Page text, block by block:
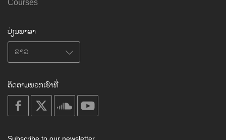
Courses
ປ່ຽນພາສາ
ຕິດຕາມພວກເຮົາທີ່
on
facebook
on
on
soundcloud
on